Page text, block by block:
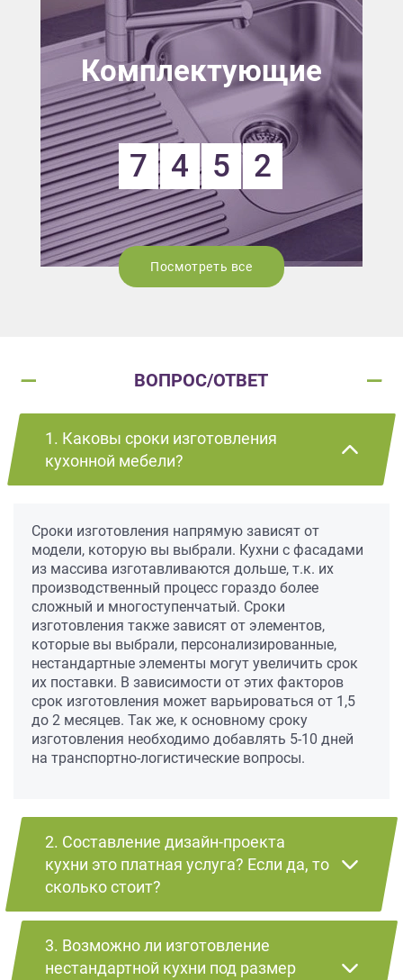
Комплектующие
7 4 5 2
Посмотреть все
ВОПРОС/ОТВЕТ
1. Каковы сроки изготовления
кухонной мебели?
Сроки изготовления напрямую зависят от
модели, которую вы выбрали. Кухни с фасадами
из массива изготавливаются дольше, т.к. их
производственный процесс гораздо более
сложный и многоступенчатый. Сроки
изготовления также зависят от элементов,
которые вы выбрали, персонализированные,
нестандартные элементы могут увеличить срок
их поставки. В зависимости от этих факторов
срок изготовления может варьироваться от 1,5
до 2 месяцев. Так же, к основному сроку
изготовления необходимо добавлять 5-10 дней
на транспортно-логистические вопросы.
2. Составление дизайн-проекта
кухни это платная услуга? Если да, то
сколько стоит?
3. Возможно ли изготовление
нестандартной кухни под размер